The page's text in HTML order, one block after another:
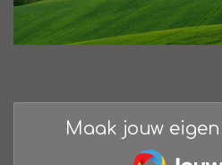
Maak jouw
JouwWeb